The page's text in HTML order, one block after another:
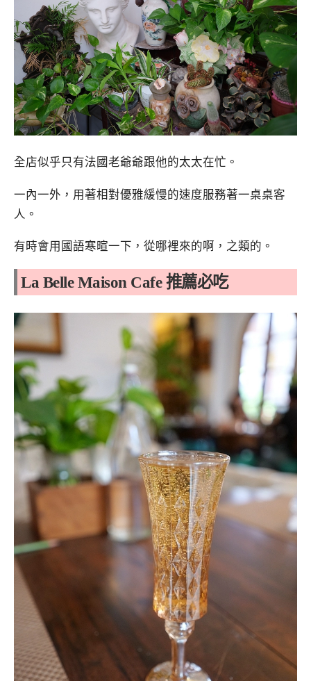
全店似乎只有法國老爺爺跟他的太太在忙。
一內一外，用著相對優雅緩慢的速度服務著一桌桌客
人。
有時會用國語寒暄一下，從哪裡來的啊，之類的。
La Belle Maison Cafe 推薦必吃